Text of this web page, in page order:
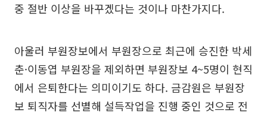
중 절반 이상을 바꾸겠다는 것이나 마찬가지다.
아울러 부원장보에서 부원장으로 최근에 승진한 박세
춘·이동엽 부원장을 제외하면 부원장보 4~5명이 현직
에서 은퇴한다는 의미이기도 하다. 금감원은 부원장
보 퇴직자를 선별해 설득작업을 진행 중인 것으로 전